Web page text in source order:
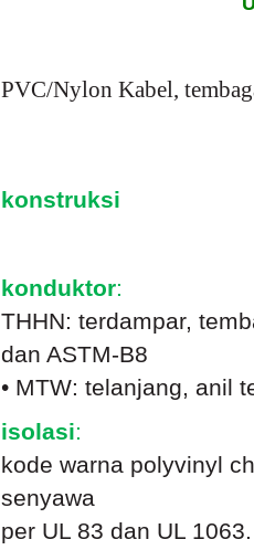
PVC/Nylon Kabel,
konstruksi
konduktor:
THHN: terdampar,
dan ASTM-B8
• MTW: telanjang, anil
isolasi:
kode warna polyvinyl
senyawa
per UL 83 dan UL 1063.